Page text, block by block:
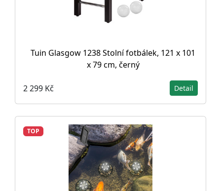
Tuin Glasgow 1238 Stolní fotbálek, 121 x 101
x 79 cm, černý
2 299 Kč Detail
TOP